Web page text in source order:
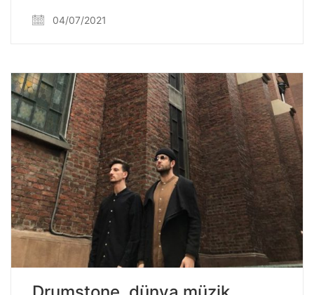
04/07/2021